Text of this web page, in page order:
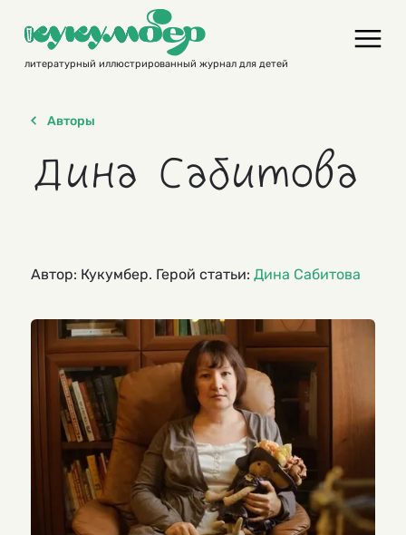
contentлитературный иллюстрированный журнал для детей
Авторы
Дина Сабитова
Автор: Кукумбер. Герой статьи: Дина Сабитова